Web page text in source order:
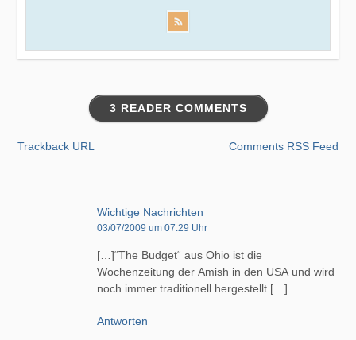
3 READER COMMENTS
Trackback URL Comments RSS Feed
Wichtige Nachrichten
03/07/2009 um 07:29 Uhr
[…]“The Budget“ aus Ohio ist die
Wochenzeitung der Amish in den USA und wird
noch immer traditionell hergestellt.[…]
Antworten